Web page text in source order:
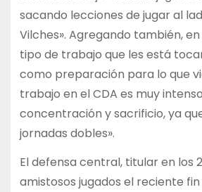
sacando lecciones de jugar al
Vilches». Agregando también,
tipo de trabajo que les está
como preparación para lo que
trabajo en el CDA es muy
concentración y sacrificio, ya
jornadas dobles».
El defensa central, titular en los
amistosos jugados el reciente